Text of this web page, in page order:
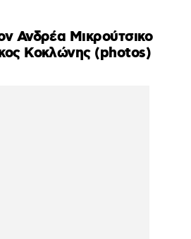
Ανδρέα Μικρούτσικο
Κοκλώνης (photos)